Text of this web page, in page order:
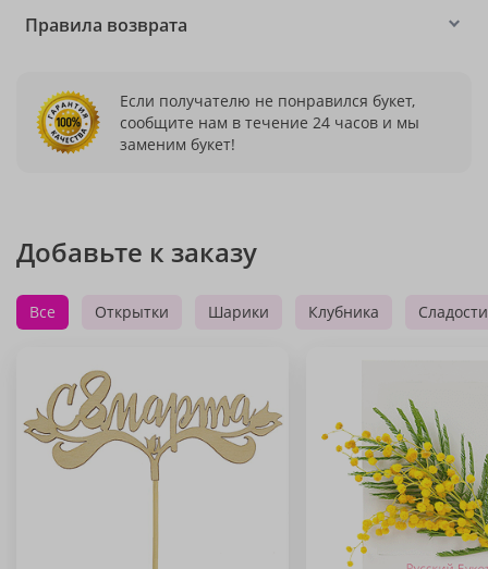
Правила возврата
Если получателю не понравился букет,
сообщите нам в течение 24 часов и мы
заменим букет!
Добавьте к заказу
Все Открытки Шарики Клубника Сладости